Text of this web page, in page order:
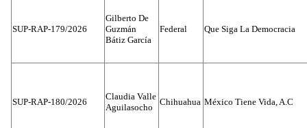
SUP-RAP-179/2026
Gilberto De
Guzmán
Bátiz García
Federal Que Siga La Democracia
SUP-RAP-180/2026
Claudia Valle
Aguilasocho
Chihuahua México Tiene Vida, A.C